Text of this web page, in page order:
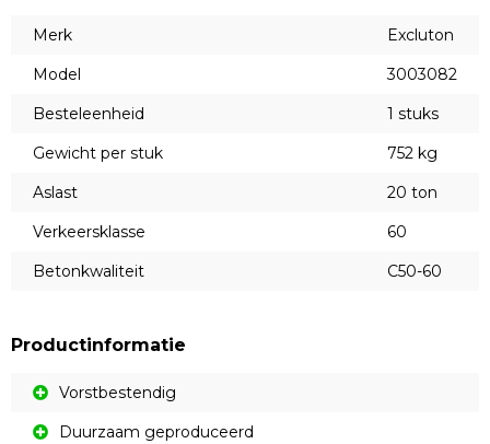
Merk
Excluton
Model
3003082
Besteleenheid
1 stuks
Gewicht per stuk
752 kg
Aslast
20 ton
Verkeersklasse
60
Betonkwaliteit
C50-60
Productinformatie
Vorstbestendig
Duurzaam geproduceerd